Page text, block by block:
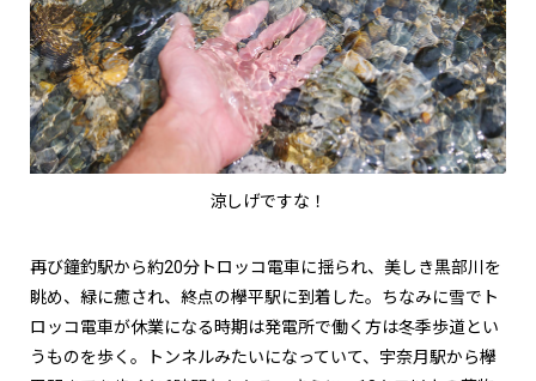
涼しげですな！
再び鐘釣駅から約20分トロッコ電車に揺られ、美しき黒部川を
眺め、緑に癒され、終点の欅平駅に到着した。ちなみに雪でト
ロッコ電車が休業になる時期は発電所で働く方は冬季歩道とい
うものを歩く。トンネルみたいになっていて、宇奈月駅から欅